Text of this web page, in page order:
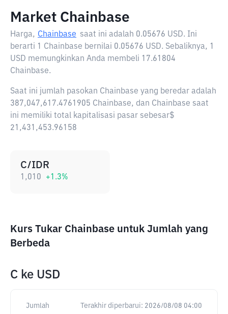
Market Chainbase
Harga, Chainbase saat ini adalah 0.05676 USD. Ini
berarti 1 Chainbase bernilai 0.05676 USD. Sebaliknya, 1
USD memungkinkan Anda membeli 17.61804
Chainbase.
Saat ini jumlah pasokan Chainbase yang beredar adalah
387,047,617.4761905 Chainbase, dan Chainbase saat
ini memiliki total kapitalisasi pasar sebesar$
21,431,453.96158
C/IDR
1,010 +1.3%
Kurs Tukar Chainbase untuk Jumlah yang
Berbeda
C ke USD
Jumlah Terakhir diperbarui: 2026/08/08 04:00